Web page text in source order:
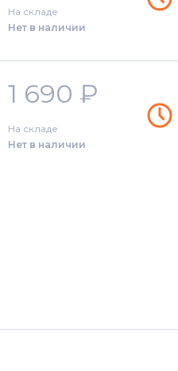
На складе
Нет в наличии
1 690 ₽
На складе
Нет в наличии